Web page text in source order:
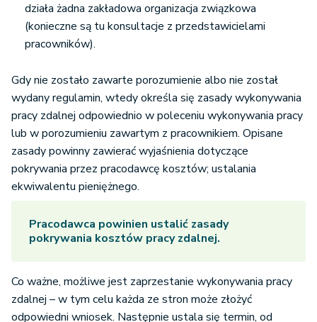
działa żadna zakładowa organizacja związkowa
(konieczne są tu konsultacje z przedstawicielami
pracowników).
Gdy nie zostało zawarte porozumienie albo nie został
wydany regulamin, wtedy określa się zasady wykonywania
pracy zdalnej odpowiednio w poleceniu wykonywania pracy
lub w porozumieniu zawartym z pracownikiem. Opisane
zasady powinny zawierać wyjaśnienia dotyczące
pokrywania przez pracodawcę kosztów; ustalania
ekwiwalentu pieniężnego.
Pracodawca powinien ustalić zasady
pokrywania kosztów pracy zdalnej.
Co ważne, możliwe jest zaprzestanie wykonywania pracy
zdalnej – w tym celu każda ze stron może złożyć
odpowiedni wniosek. Następnie ustala się termin, od